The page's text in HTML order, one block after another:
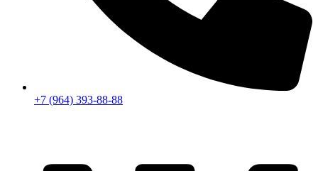
+7 (964) 393-88-88